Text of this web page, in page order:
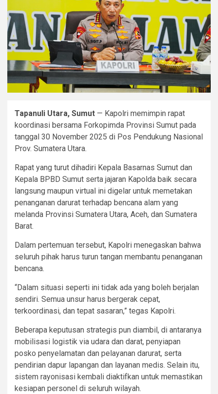
Tapanuli Utara, Sumut — Kapolri memimpin rapat
koordinasi bersama Forkopimda Provinsi Sumut pada
tanggal 30 November 2025 di Pos Pendukung Nasional
Prov. Sumatera Utara.
Rapat yang turut dihadiri Kepala Basarnas Sumut dan
Kepala BPBD Sumut serta jajaran Kapolda baik secara
langsung maupun virtual ini digelar untuk memetakan
penanganan darurat terhadap bencana alam yang
melanda Provinsi Sumatera Utara, Aceh, dan Sumatera
Barat.
Dalam pertemuan tersebut, Kapolri menegaskan bahwa
seluruh pihak harus turun tangan membantu penanganan
bencana.
“Dalam situasi seperti ini tidak ada yang boleh berjalan
sendiri. Semua unsur harus bergerak cepat,
terkoordinasi, dan tepat sasaran,” tegas Kapolri.
Beberapa keputusan strategis pun diambil, di antaranya
mobilisasi logistik via udara dan darat, penyiapan
posko penyelamatan dan pelayanan darurat, serta
pendirian dapur lapangan dan layanan medis. Selain itu,
sistem rayonisasi kembali diaktifkan untuk memastikan
kesiapan personel di seluruh wilayah.